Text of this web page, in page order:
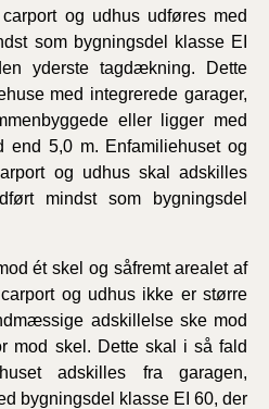
og udhus udføres med
som bygningsdel klasse EI
yderste tagdækning. Dette
med integrerede garager,
eller ligger med
end 5,0 m. Enfamiliehuset og
og udhus skal adskilles
mindst som bygningsdel
ét skel og såfremt arealet af
og udhus ikke er større
adskillelse ske mod
mod skel. Dette skal i så fald
adskilles fra garagen,
bygningsdel klasse EI 60, der